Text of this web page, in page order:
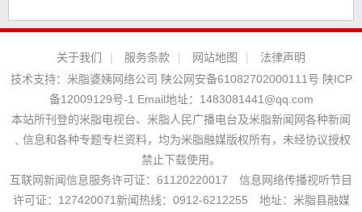
关于我们 | 服务条款 | 网站地图 |
法律声明
技术支持： 米脂婆姨网络公司 陕公网安备61082702000111号 陕ICP
备12009129号-1 Email地址： 1483081441@qq.com
本站所刊登的米脂电视台、米脂人民广播电台及米脂新闻网各种新闻
﹑信息和各种专题专栏资料，均为米脂融媒版权所有，未经协议授权
禁止下载使用。
互联网新闻信息服务许可证：61120220017 信息网络传播视听节目
许可证：127420071新闻热线：0912-6212255 地址：米脂县融媒